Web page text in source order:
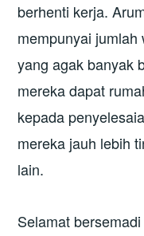
berhenti kerja.
mempunyai
yang agak banyak
mereka dapat
kepada
mereka jauh lebih
lain.
Selamat